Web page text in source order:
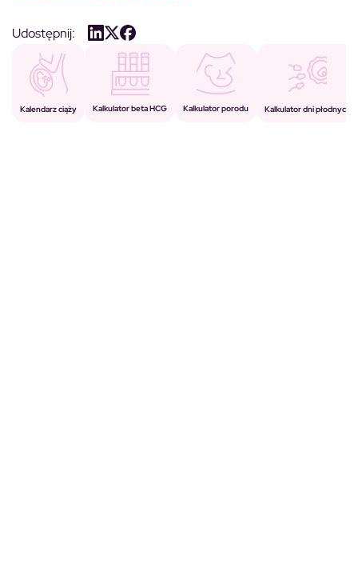
Udostępnij:
Kalendarz ciąży Kalkulator beta HCG Kalkulator porodu Kalkulator dni płodnych